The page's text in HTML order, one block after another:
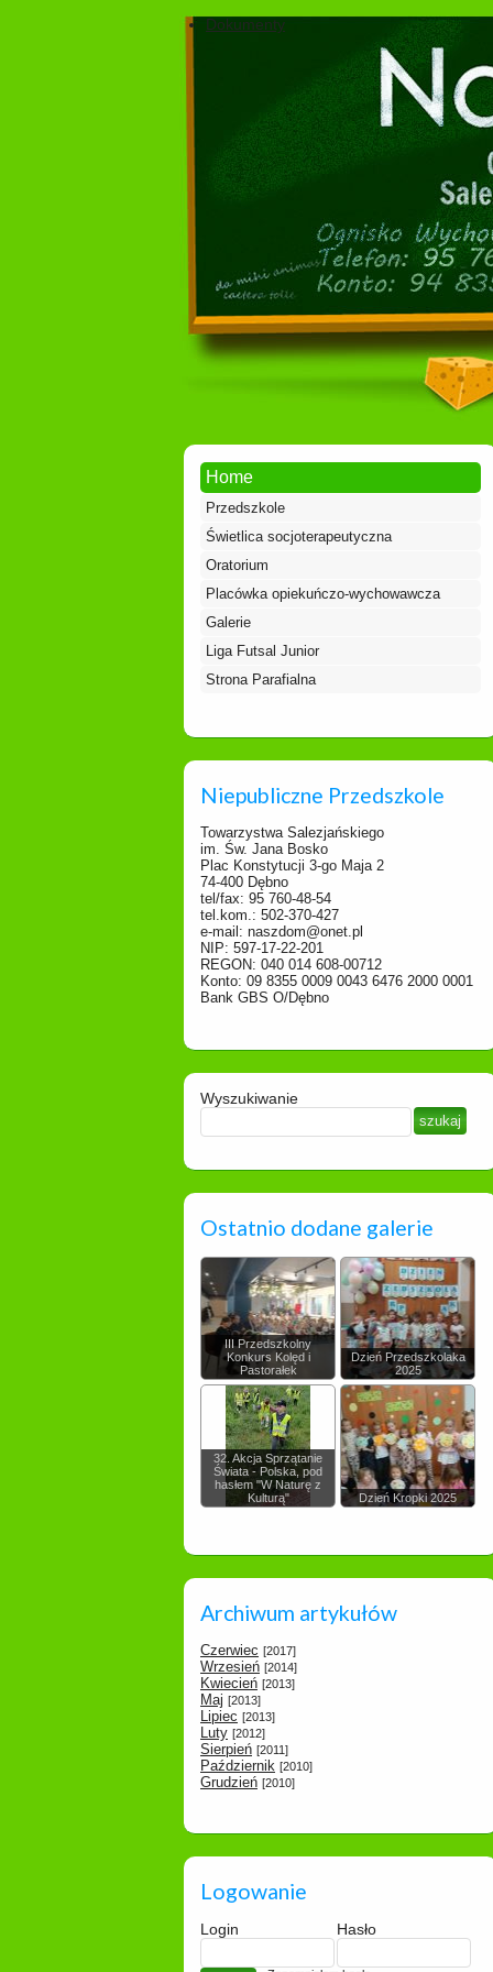
Dokumenty
Home
Przedszkole
Świetlica socjoterapeutyczna
Oratorium
Placówka opiekuńczo-wychowawcza
Galerie
Liga Futsal Junior
Strona Parafialna
Niepubliczne Przedszkole
Towarzystwa Salezjańskiego
im. Św. Jana Bosko
Plac Konstytucji 3-go Maja 2
74-400 Dębno
tel/fax: 95 760-48-54
tel.kom.: 502-370-427
e-mail: naszdom@onet.pl
NIP: 597-17-22-201
REGON: 040 014 608-00712
Konto: 09 8355 0009 0043 6476 2000 0001
Bank GBS O/Dębno
Wyszukiwanie
Ostatnio dodane galerie
III Przedszkolny
Konkurs Kolęd i
Pastorałek
Dzień Przedszkolaka
2025
32. Akcja Sprzątanie
Świata - Polska, pod
hasłem "W Naturę z
Kulturą"
Dzień Kropki 2025
Archiwum artykułów
Czerwiec [2017]
Wrzesień [2014]
Kwiecień [2013]
Maj [2013]
Lipiec [2013]
Luty [2012]
Sierpień [2011]
Październik [2010]
Grudzień [2010]
Logowanie
Login Hasło